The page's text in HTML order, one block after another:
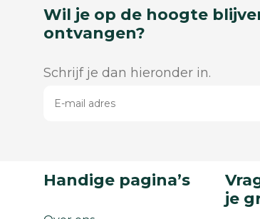
Wil je op de hoogte
ontvangen?
Schrijf je dan hieronder in.
Handige pagina’s
je